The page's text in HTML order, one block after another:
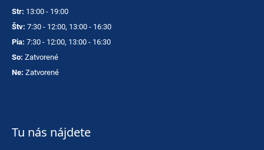
Str: 13:00 - 19:00
Štv: 7:30 - 12:00, 13:00 - 16:30
Pia: 7:30 - 12:00, 13:00 - 16:30
So: Zatvorené
Ne: Zatvorené
Tu nás nájdete